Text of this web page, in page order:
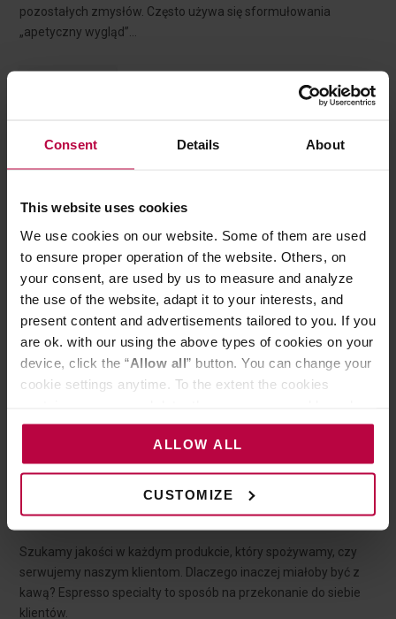
Consent Details About
This website uses cookies
We use cookies on our website. Some of them are used
to ensure proper operation of the website. Others, on
your consent, are used by us to measure and analyze
the use of the website, adapt it to your interests, and
present content and advertisements tailored to you. If you
are ok. with our using the above types of cookies on your
device, click the “Allow all” button. You can change your
cookie settings anytime. To the extent the cookies
the controller’s (namely, ALL GOOD S.A., ul.
Mazowiecka 24I/U9, 78-100 Kołobrzeg) or third parties’
legitimate interests which are to ensure a high quality of
services provided via our website and marketing
activities of the controller and authorized entities. More
information about cookies and the personal data
processing, including your rights, can be found in the
Privacy Policy.
ALLOW ALL
CUSTOMIZE
pozostałych zmysłów. Często używa się sformułowania
„apetyczny wygląd”…
Espresso specialty – dlaczego
warto?
Szukamy jakości w każdym produkcie, który spożywamy, czy
serwujemy naszym klientom. Dlaczego inaczej miałoby być z
kawą? Espresso specialty to sposób na przekonanie do siebie
klientów.